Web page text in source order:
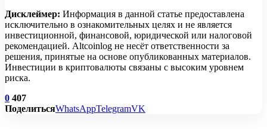
Дисклеймер: Информация в данной статье предоставлена
исключительно в ознакомительных целях и не является
инвестиционной, финансовой, юридической или налоговой
рекомендацией. Altcoinlog не несёт ответственности за
решения, принятые на основе опубликованных материалов.
Инвестиции в криптовалюты связаны с высоким уровнем
риска.
0 407
ПоделитьсяWhatsAppTelegramVK